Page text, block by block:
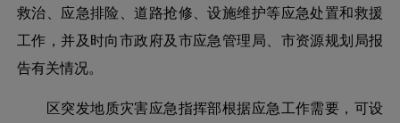
救治、应急排险、道路抢修、设施维护等应急处置和救援
工作，并及时向市政府及市应急管理局、市资源规划局报
告有关情况。
区突发地质灾害应急指挥部根据应急工作需要，可设